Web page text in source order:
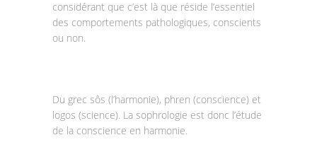
considérant que c’est là que réside l’essentiel
des comportements pathologiques, conscients
ou non.
Du grec sôs (l’harmonie), phren (conscience) et
logos (science). La sophrologie est donc l’étude
de la conscience en harmonie.